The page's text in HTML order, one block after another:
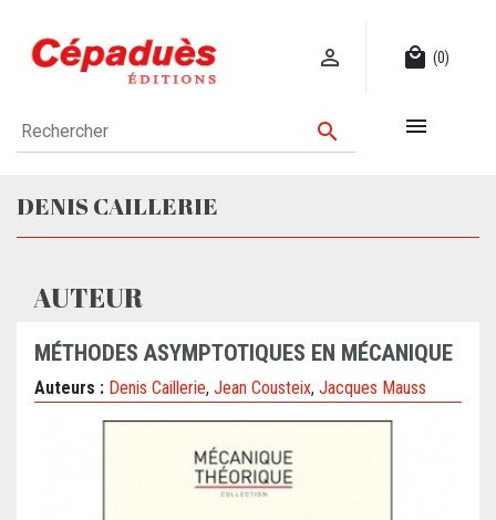
 local_mall (0)
 
DENIS CAILLERIE
AUTEUR
MÉTHODES ASYMPTOTIQUES EN MÉCANIQUE
Auteurs : Denis Caillerie, Jean Cousteix, Jacques Mauss